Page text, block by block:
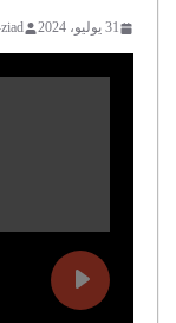
31 يوليو، 2024